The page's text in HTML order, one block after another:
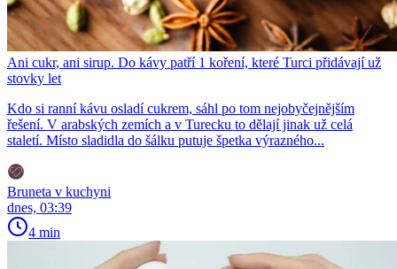
Ani cukr, ani sirup. Do kávy patří 1 koření, které Turci přidávají už
stovky let
Kdo si ranní kávu osladí cukrem, sáhl po tom nejobyčejnějším
řešení. V arabských zemích a v Turecku to dělají jinak už celá
staletí. Místo sladidla do šálku putuje špetka výrazného...
Bruneta v kuchyni
dnes, 03:39
4 min